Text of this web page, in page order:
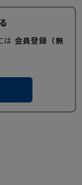
は 会員登録（無